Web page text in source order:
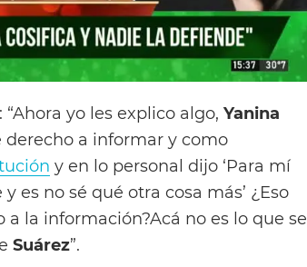
yo les explico algo, Yanina
a informar y como
y en lo personal dijo ‘Para mí
es no sé qué otra cosa más’ ¿Eso
la información?Acá no es lo que se
Suárez”.